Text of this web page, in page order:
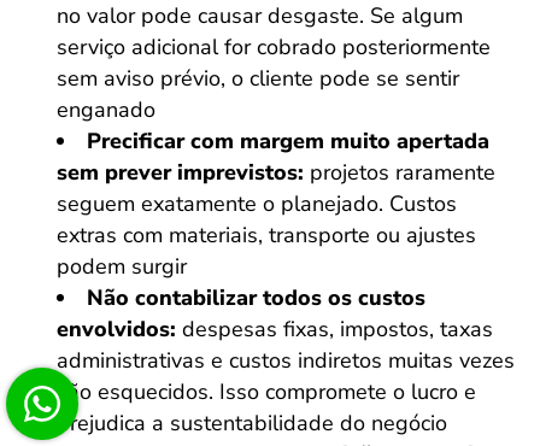
no valor pode causar desgaste. Se algum
serviço adicional for cobrado posteriormente
sem aviso prévio, o cliente pode se sentir
enganado
Precificar com margem muito apertada
sem prever imprevistos: projetos raramente
seguem exatamente o planejado. Custos
extras com materiais, transporte ou ajustes
podem surgir
Não contabilizar todos os custos
envolvidos: despesas fixas, impostos, taxas
administrativas e custos indiretos muitas vezes
são esquecidos. Isso compromete o lucro e
prejudica a sustentabilidade do negócio